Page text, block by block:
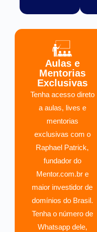
Aulas e
Mentorias
Exclusivas
Tenha acesso direto
a aulas, lives e
mentorias
exclusivas com o
Raphael Patrick,
fundador do
Mentor.com.br e
maior investidor de
domínios do Brasil.
Tenha o número de
Whatsapp dele,